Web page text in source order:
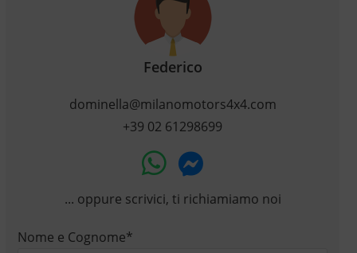
Federico
dominella@milanomotors4x4.com
+39 02 61298699
... oppure scrivici, ti richiamiamo noi
Nome e Cognome*